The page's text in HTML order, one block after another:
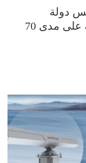
دولة
فلسطين ذات سيادة مطلقة على مدى 70